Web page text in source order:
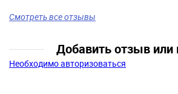
Смотреть все отзывы
Добавить отзыв или
Необходимо авторизоваться